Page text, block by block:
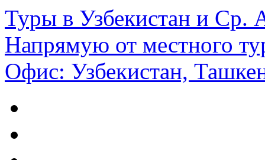
Туры в Узбекистан и Ср.
Напрямую от местного
Офис: Узбекистан,